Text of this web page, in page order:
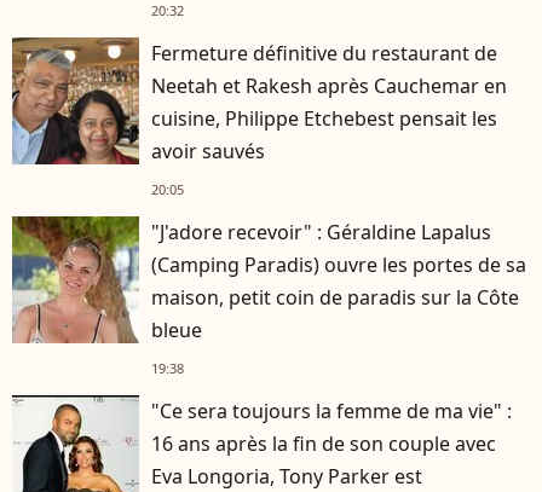
20:32
Fermeture définitive du restaurant de
Neetah et Rakesh après Cauchemar en
cuisine, Philippe Etchebest pensait les
avoir sauvés
20:05
"J'adore recevoir" : Géraldine Lapalus
(Camping Paradis) ouvre les portes de sa
maison, petit coin de paradis sur la Côte
bleue
19:38
"Ce sera toujours la femme de ma vie" :
16 ans après la fin de son couple avec
Eva Longoria, Tony Parker est